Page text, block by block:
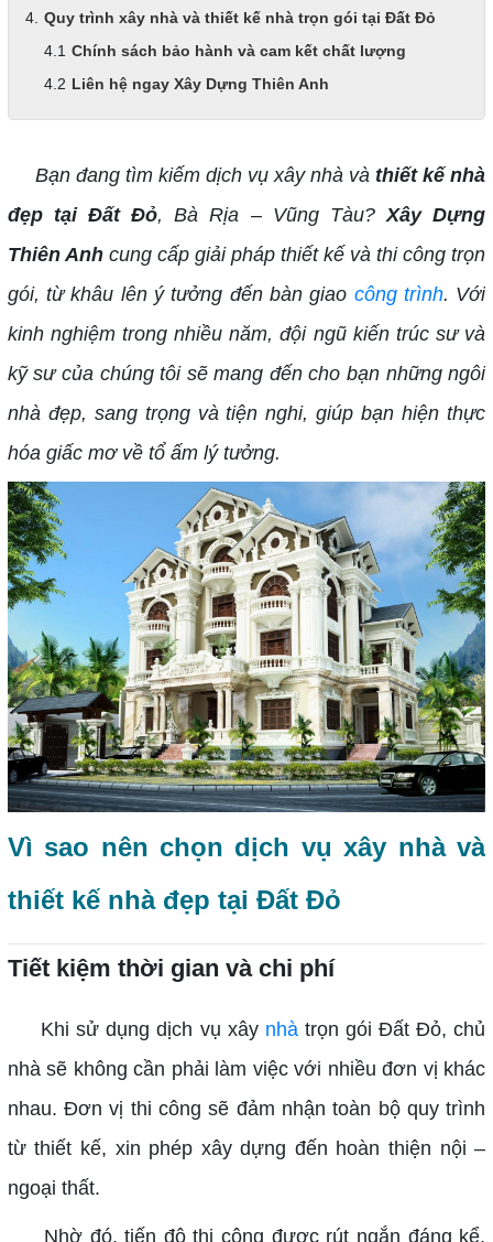
Quy trình xây nhà và thiết kế nhà trọn gói tại Đất Đỏ
Chính sách bảo hành và cam kết chất lượng
Liên hệ ngay Xây Dựng Thiên Anh
Bạn đang tìm kiếm dịch vụ xây nhà vàthiết kế nhà
đẹp tại Đất Đỏ, Bà Rịa – Vũng Tàu?Xây Dựng
Thiên Anh cung cấp giải pháp thiết kế và thi công trọn
gói, từ khâu lên ý tưởng đến bàn giao công trình. Với
kinh nghiệm trong nhiều năm, đội ngũ kiến trúc sư và
kỹ sư của chúng tôi sẽ mang đến cho bạn những ngôi
nhà đẹp, sang trọng và tiện nghi, giúp bạn hiện thực
hóa giấc mơ về tổ ấm lý tưởng.
Vì sao nên chọn dịch vụ xây nhà và
thiết kế nhà đẹp tại Đất Đỏ
Tiết kiệm thời gian và chi phí
Khi sử dụng dịch vụ xây nhàtrọn gói Đất Đỏ, chủ
nhà sẽ không cần phải làm việc với nhiều đơn vị khác
nhau. Đơn vị thi công sẽ đảm nhận toàn bộ quy trình
từ thiết kế, xin phép xây dựng đến hoàn thiện nội –
ngoại thất.
Nhờ đó, tiến độ thi công được rút ngắn đáng kể,